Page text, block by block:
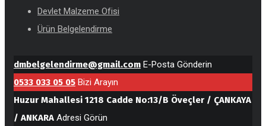
Devlet Malzeme Ofisi
Ürün Belgelendirme
dmbelgelendirme@gmail.com E-Posta Gönderin
0533 033 05 05 Bizi Arayın
Huzur Mahallesi 1218 Cadde No:13/B Öveçler / ÇANKAYA
/ ANKARA Adresi Görün